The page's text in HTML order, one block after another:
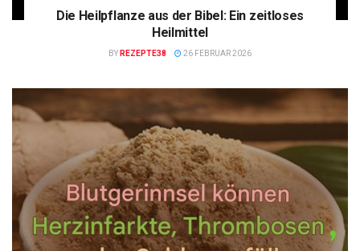
Die Heilpflanze aus der Bibel: Ein zeitloses
Heilmittel
BY REZEPTE38 26 FEBRUAR 2026